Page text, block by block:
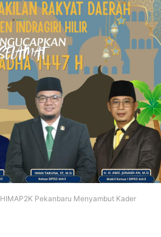
HIMAP2K Pekanbaru Menyambut Kader